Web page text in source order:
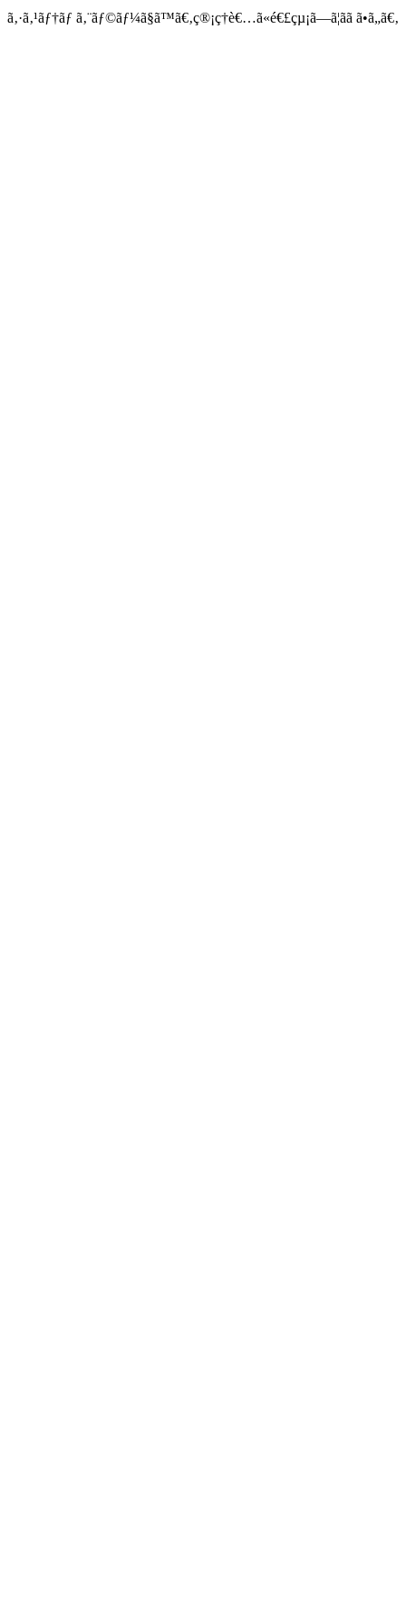
ã‚·ã‚¹ãƒ†ãƒ ã‚¨ãƒ©ãƒ¼ã§ã™ã€‚ç®¡ç†è€…ã«é€£çµ¡ã—ã¦ãã ã•ã„ã€‚